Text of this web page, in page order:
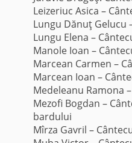
Leizeriuc Asica –
Lungu Dănuţ Gelucu
Lungu Elena –
Manole Ioan –
Marcean Carmen –
Marcean Ioan –
Medeleanu Ramona
Mezofi Bogdan –
bardului
Mîrza Gavril –